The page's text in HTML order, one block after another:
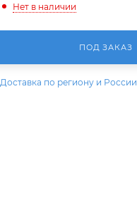
Нет в наличии
ПОД ЗАКАЗ
Доставка по региону и России